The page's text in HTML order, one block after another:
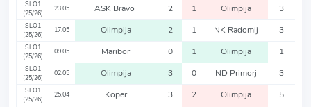
SLO1
(25/26)
23.05 ASK Bravo 2 1 Olimpija 3
SLO1
(25/26)
17.05 Olimpija 2 1 NK Radomlj 3
SLO1
(25/26)
09.05 Maribor 0 1 Olimpija 1
SLO1
(25/26)
02.05 Olimpija 3 0 ND Primorj 3
SLO1
(25/26)
25.04 Koper 3 2 Olimpija 5